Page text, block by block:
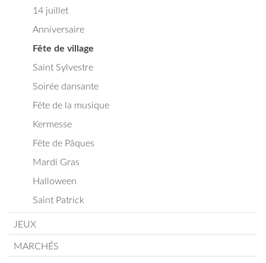
14 juillet
Anniversaire
Fête de village
Saint Sylvestre
Soirée dansante
Fête de la musique
Kermesse
Fête de Pâques
Mardi Gras
Halloween
Saint Patrick
JEUX
MARCHÉS